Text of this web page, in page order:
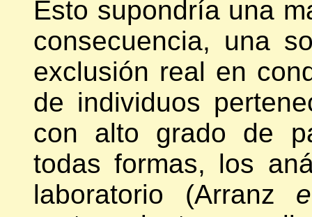
Esto supondría una
consecuencia, una
exclusión real en
de individuos
con alto grado de
todas formas, los
laboratorio (Arranz